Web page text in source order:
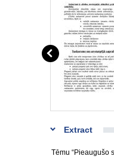
Extract
Tēmu “Pieaugušo